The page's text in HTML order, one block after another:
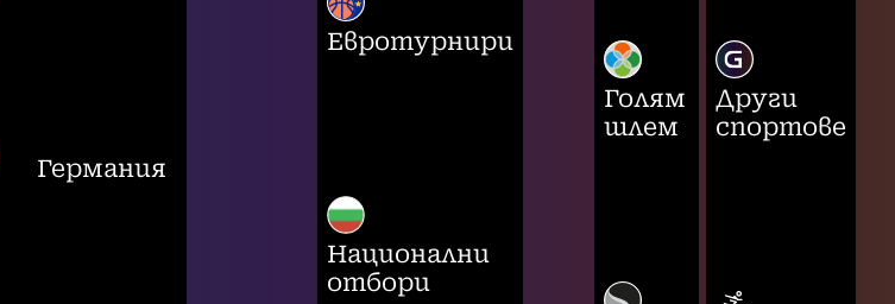
Германия
Евротурнири
Национални
отбори
Голям
шлем
Други
спортове